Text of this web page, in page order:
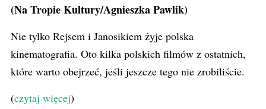
(Na Tropie Kultury/Agnieszka Pawlik)
Nie tylko Rejsem i Janosikiem żyje polska
kinematografia. Oto kilka polskich filmów z ostatnich,
które warto obejrzeć, jeśli jeszcze tego nie zrobiliście.
(czytaj więcej)